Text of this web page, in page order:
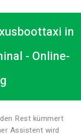
in
- Online-
Rest kümmert
Assistent wird